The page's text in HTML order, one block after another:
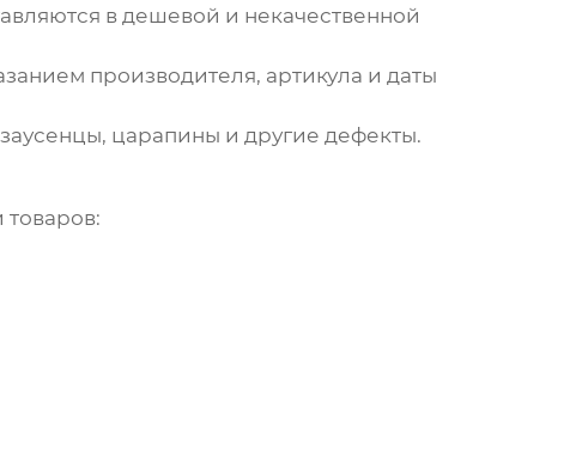
в дешевой и некачественной
производителя, артикула и даты
царапины и другие дефекты.